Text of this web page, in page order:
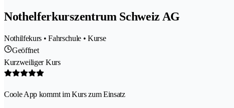
Nothelferkurszentrum Schweiz AG
Nothilfekurs • Fahrschule • Kurse
Geöffnet
Kurzweiliger Kurs
Coole App kommt im Kurs zum Einsatz